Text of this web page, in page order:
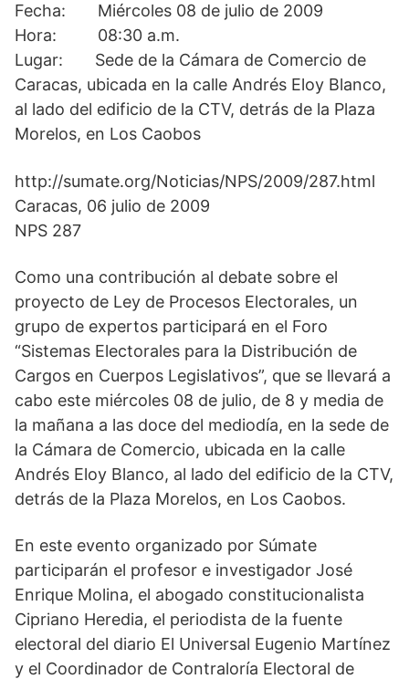
Fecha: Miércoles 08 de julio de 2009
Hora: 08:30 a.m.
Lugar: Sede de la Cámara de Comercio de
Caracas, ubicada en la calle Andrés Eloy Blanco,
al lado del edificio de la CTV, detrás de la Plaza
Morelos, en Los Caobos
http://sumate.org/Noticias/NPS/2009/287.html
Caracas, 06 julio de 2009
NPS 287
Como una contribución al debate sobre el
proyecto de Ley de Procesos Electorales, un
grupo de expertos participará en el Foro
“Sistemas Electorales para la Distribución de
Cargos en Cuerpos Legislativos”, que se llevará a
cabo este miércoles 08 de julio, de 8 y media de
la mañana a las doce del mediodía, en la sede de
la Cámara de Comercio, ubicada en la calle
Andrés Eloy Blanco, al lado del edificio de la CTV,
detrás de la Plaza Morelos, en Los Caobos.
En este evento organizado por Súmate
participarán el profesor e investigador José
Enrique Molina, el abogado constitucionalista
Cipriano Heredia, el periodista de la fuente
electoral del diario El Universal Eugenio Martínez
y el Coordinador de Contraloría Electoral de